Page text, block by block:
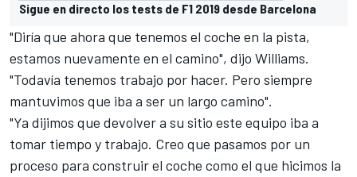
Sigue en directo los tests de F1 2019 desde Barcelona
"Diría que ahora que tenemos el coche en la pista,
estamos nuevamente en el camino", dijo Williams.
"Todavía tenemos trabajo por hacer. Pero siempre
mantuvimos que iba a ser un largo camino".
"Ya dijimos que devolver a su sitio este equipo iba a
tomar tiempo y trabajo. Creo que pasamos por un
proceso para construir el coche como el que hicimos la